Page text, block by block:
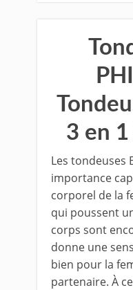
3 en
Les tondeuses
importance
corporel de la
qui poussent
corps sont
donne une
bien pour la
partenaire. À